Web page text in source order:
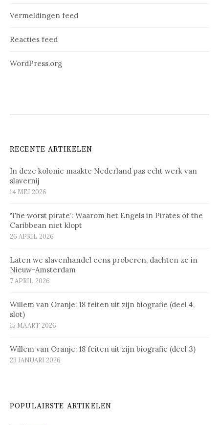
Vermeldingen feed
Reacties feed
WordPress.org
RECENTE ARTIKELEN
In deze kolonie maakte Nederland pas echt werk van
slavernij
14 MEI 2026
‘The worst pirate’: Waarom het Engels in Pirates of the
Caribbean niet klopt
26 APRIL 2026
Laten we slavenhandel eens proberen, dachten ze in
Nieuw-Amsterdam
7 APRIL 2026
Willem van Oranje: 18 feiten uit zijn biografie (deel 4,
slot)
15 MAART 2026
Willem van Oranje: 18 feiten uit zijn biografie (deel 3)
23 JANUARI 2026
POPULAIRSTE ARTIKELEN